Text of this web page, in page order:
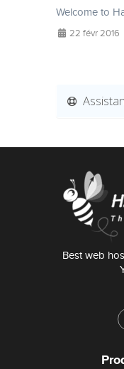
Welcome to
22 févr 2016
Best web